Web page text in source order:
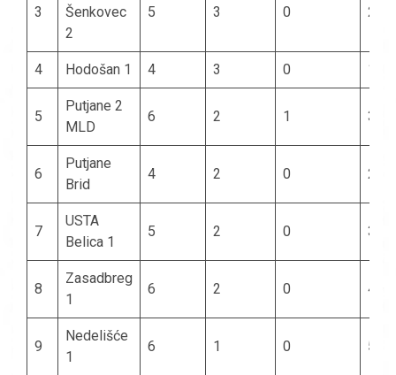
3
Šenkovec
2
5 3 0 2
4 Hodošan 1 4 3 0 1
5
Putjane 2
MLD
6 2 1 3
6
Putjane
Brid
4 2 0 2
7
USTA
Belica 1
5 2 0 3
8
Zasadbreg
1
6 2 0 4
9
Nedelišće
1
6 1 0 5